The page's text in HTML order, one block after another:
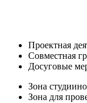
Проектная
Совместная
Досуговые
Зона
Зона для